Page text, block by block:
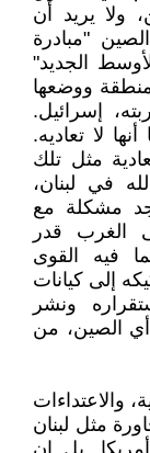
ولا يريد أن
"مبادرة
الجديد"
ووضعها
إسرائيل.
لا تعاديه.
مثل تلك
في لبنان،
مشكلة مع
الغرب قدر
فيه القوى
إلى كيانات
ونشر
الصين، من
والاعتداءات
مثل لبنان